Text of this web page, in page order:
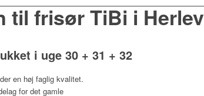
til frisør TiBi i Herlev
i uge 30 + 31 + 32
en høj faglig kvalitet.
for det gamle